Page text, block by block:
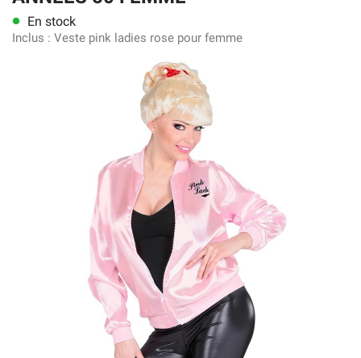
lens En stock
Inclus : Veste pink ladies rose pour femme